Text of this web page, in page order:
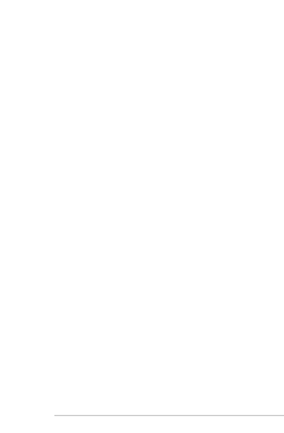
Cuide do seu